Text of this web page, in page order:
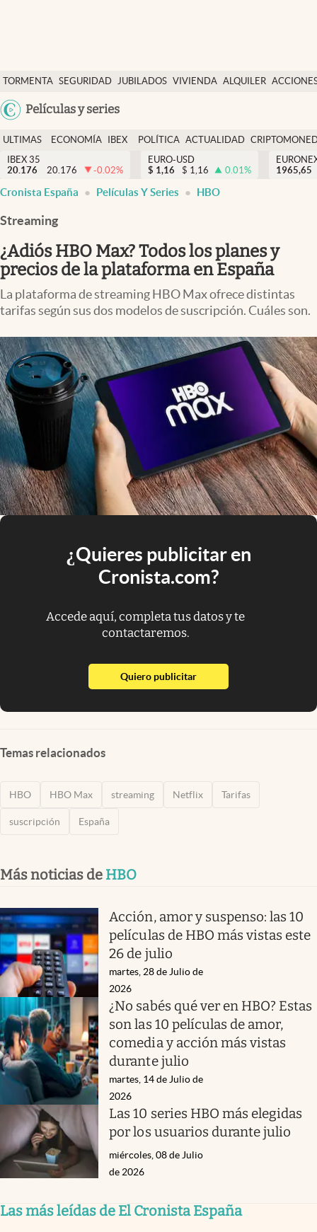
TORMENTA SEGURIDAD JUBILADOS VIVIENDA ALQUILER
USA
Películas y series
Economía y finanzas
Política
Actualidad
Criptomonedas
España
ULTIMAS
NOTICIAS
ECONOMÍA
FINANZAS
IBEX
EURO
POLÍTICA ACTUALIDAD
IBEX 35
20.176
20.176 -0.02%
EURO-USD
$ 1,16 $ 1,16 0.01%
1965,65
Cronista España Películas Y Series HBO
Streaming
¿Adiós HBO Max? Todos los planes y
precios de la plataforma en España
La plataforma de streaming HBO Max ofrece distintas
tarifas según sus dos modelos de suscripción. Cuáles son.
¿Quieres publicitar en
Cronista.com?
Accede aquí, completa tus datos y te
contactaremos.
Quiero publicitarabre en nueva pestaña
Temas relacionados
HBO HBO Max streaming Netflix Tarifas
suscripción España
Más noticias de HBO
Acción, amor y suspenso: las 10
películas de HBO más vistas este
26 de julio
martes, 28 de Julio de
2026
¿No sabés qué ver en HBO? Estas
son las 10 películas de amor,
comedia y acción más vistas
durante julio
martes, 14 de Julio de
2026
Las 10 series HBO más elegidas
por los usuarios durante julio
miércoles, 08 de Julio
de 2026
Las más leídas de El Cronista España